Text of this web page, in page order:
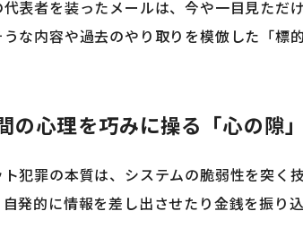
代表者を装ったメールは、今や一目見ただ
うな内容や過去のやり取りを模倣した「標
の心理を巧みに操る「心の隙
ト犯罪の本質は、システムの脆弱性を突く
自発的に情報を差し出させたり金銭を振り